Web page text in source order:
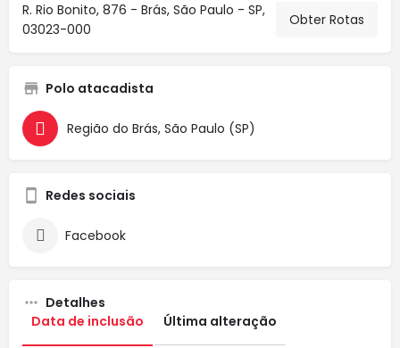
R. Rio Bonito, 876 - Brás, São Paulo - SP,
03023-000
Obter Rotas
Polo atacadista
Região do Brás, São Paulo (SP)
Redes sociais
Facebook
Detalhes
Data de inclusão
Última alteração